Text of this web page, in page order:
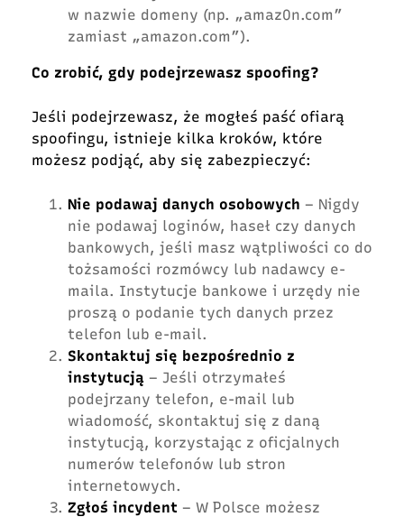
w nazwie domeny (np. „amaz0n.com”
zamiast „amazon.com”).
Co zrobić, gdy podejrzewasz spoofing?
Jeśli podejrzewasz, że mogłeś paść ofiarą
spoofingu, istnieje kilka kroków, które
możesz podjąć, aby się zabezpieczyć:
Nie podawaj danych osobowych – Nigdy
nie podawaj loginów, haseł czy danych
bankowych, jeśli masz wątpliwości co do
tożsamości rozmówcy lub nadawcy e-
maila. Instytucje bankowe i urzędy nie
proszą o podanie tych danych przez
telefon lub e-mail.
Skontaktuj się bezpośrednio z
instytucją – Jeśli otrzymałeś
podejrzany telefon, e-mail lub
wiadomość, skontaktuj się z daną
instytucją, korzystając z oficjalnych
numerów telefonów lub stron
internetowych.
Zgłoś incydent – W Polsce możesz